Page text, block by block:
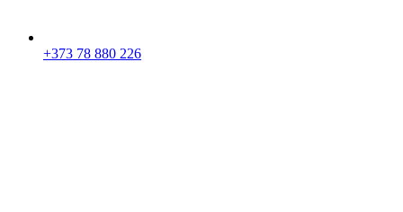
+373 78 880 226